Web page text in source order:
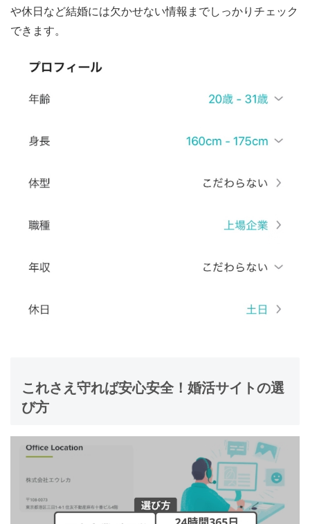
や休日など結婚には欠かせない情報までしっかりチェック
できます。
これさえ守れば安心安全！婚活サイトの選
び方